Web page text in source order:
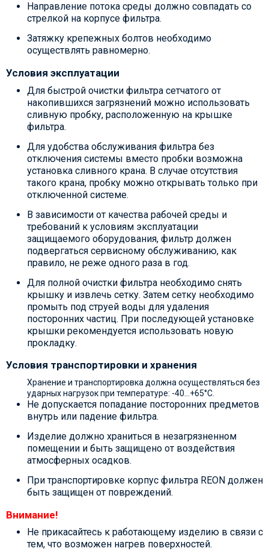
Направление потока среды должно совпадать со
стрелкой на корпусе фильтра.
Затяжку крепежных болтов необходимо
осуществлять равномерно.
Условия эксплуатации
Для быстрой очистки фильтра сетчатого от
накопившихся загрязнений можно использовать
сливную пробку, расположенную на крышке
фильтра.
Для удобства обслуживания фильтра без
отключения системы вместо пробки возможна
установка сливного крана. В случае отсутствия
такого крана, пробку можно открывать только при
отключенной системе.
В зависимости от качества рабочей среды и
требований к условиям эксплуатации
защищаемого оборудования, фильтр должен
подвергаться сервисному обслуживанию, как
правило, не реже одного раза в год.
Для полной очистки фильтра необходимо снять
крышку и извлечь сетку. Затем сетку необходимо
промыть под струей воды для удаления
посторонних частиц. При последующей установке
крышки рекомендуется использовать новую
прокладку.
Условия транспортировки и хранения
Хранение и транспортировка должна осуществляться без
ударных нагрузок при температуре: -40…+65°С.
Не допускается попадание посторонних предметов
внутрь или падение фильтра.
Изделие должно храниться в незагрязненном
помещении и быть защищено от воздействия
атмосферных осадков.
При транспортировке корпус фильтра REON должен
быть защищен от повреждений.
Внимание!
Не прикасайтесь к работающему изделию в связи с
тем, что возможен нагрев поверхностей.